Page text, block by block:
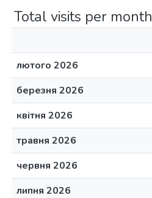
Total visits per month
лютого 2026
березня 2026
квітня 2026
травня 2026
червня 2026
липня 2026